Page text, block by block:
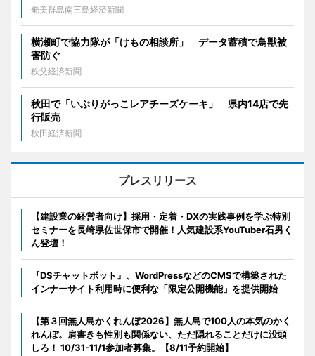
奄美群島南三島経済新聞
横瀬町で協力隊が「けもの相談所」 データ蓄積で鳥獣被
害防ぐ
秩父経済新聞
秋田で「いぶりがっこレアチーズケーキ」 県内14店で先
行販売
秋田経済新聞
プレスリリース
【建設業の経営者向け】採用・定着・DXの実践事例を学ぶ特別
セミナーを長崎県佐世保市で開催！人気建設系YouTuber石男く
ん登壇！
『DSチャットボット』、WordPressなどのCMSで構築された
インナーサイト利用時に便利な「限定公開機能」を提供開始
【第３回無人島かくれんぼ2026】無人島で100人の本気のかく
れんぼ。肩書きも性別も関係ない、ただ隠れることだけに没頭
しろ！ 10/31-11/1参加者募集。【8/11予約開始】